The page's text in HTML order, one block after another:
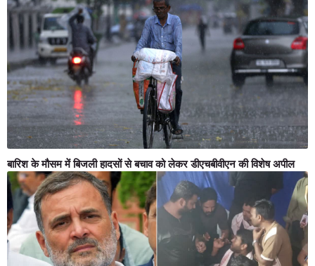
बारिश के मौसम में बिजली हादसों से बचाव को लेकर डीएचबीवीएन की विशेष अपील